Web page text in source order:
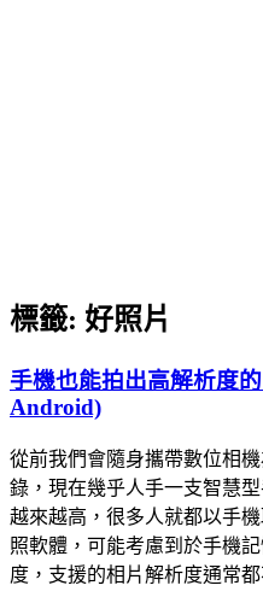
標籤: 好照片
手機也能拍出高解析度
Android)
從前我們會隨身攜帶數位相
錄，現在幾乎人手一支智慧
越來越高，很多人就都以手
照軟體，可能考慮到於手機
度，支援的相片解析度通常